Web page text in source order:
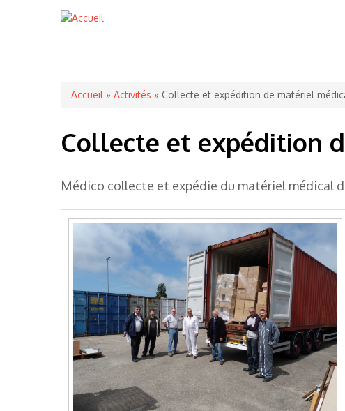
Vous êtes ici
Accueil » Activités » Collecte et expédition de matériel
Collecte et expédition
Médico collecte et expédie du matériel médical